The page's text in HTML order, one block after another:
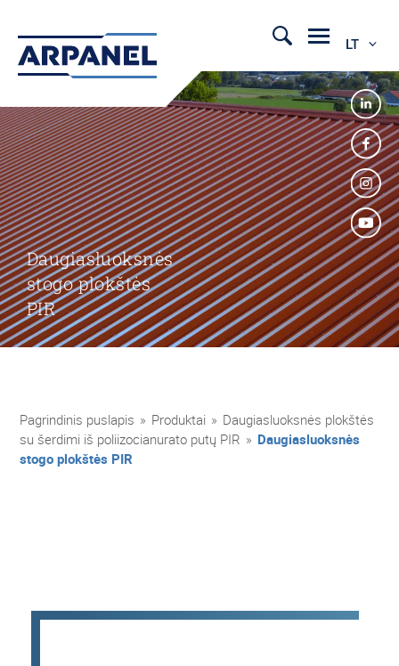
LT
Daugiasluoksnės
stogo plokštės
PIR
Pagrindinis puslapis » Produktai » Daugiasluoksnės plokštės
su šerdimi iš poliizocianurato putų PIR » Daugiasluoksnės
stogo plokštės PIR